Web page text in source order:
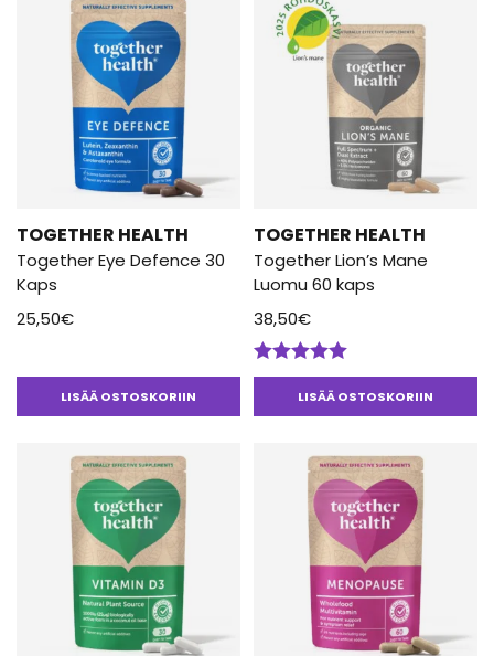
TOGETHER HEALTH
Together Eye Defence 30
Kaps
25,50€
LISÄÄ OSTOSKORIIN
TOGETHER HEALTH
Together Lion’s Mane
Luomu 60 kaps
38,50€
Arvostelu
tuotteesta:LISÄÄ OSTOSKORIIN